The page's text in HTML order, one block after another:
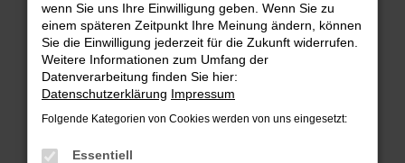
Volkswagen
wenn Sie uns Ihre Einwilligung geben. Wenn Sie zu
einem späteren Zeitpunkt Ihre Meinung ändern, können
Sie die Einwilligung jederzeit für die Zukunft widerrufen.
Weitere Informationen zum Umfang der
Datenverarbeitung finden Sie hier:
Datenschutzerklärung Impressum
Folgende Kategorien von Cookies werden von uns eingesetzt:
Essentiell